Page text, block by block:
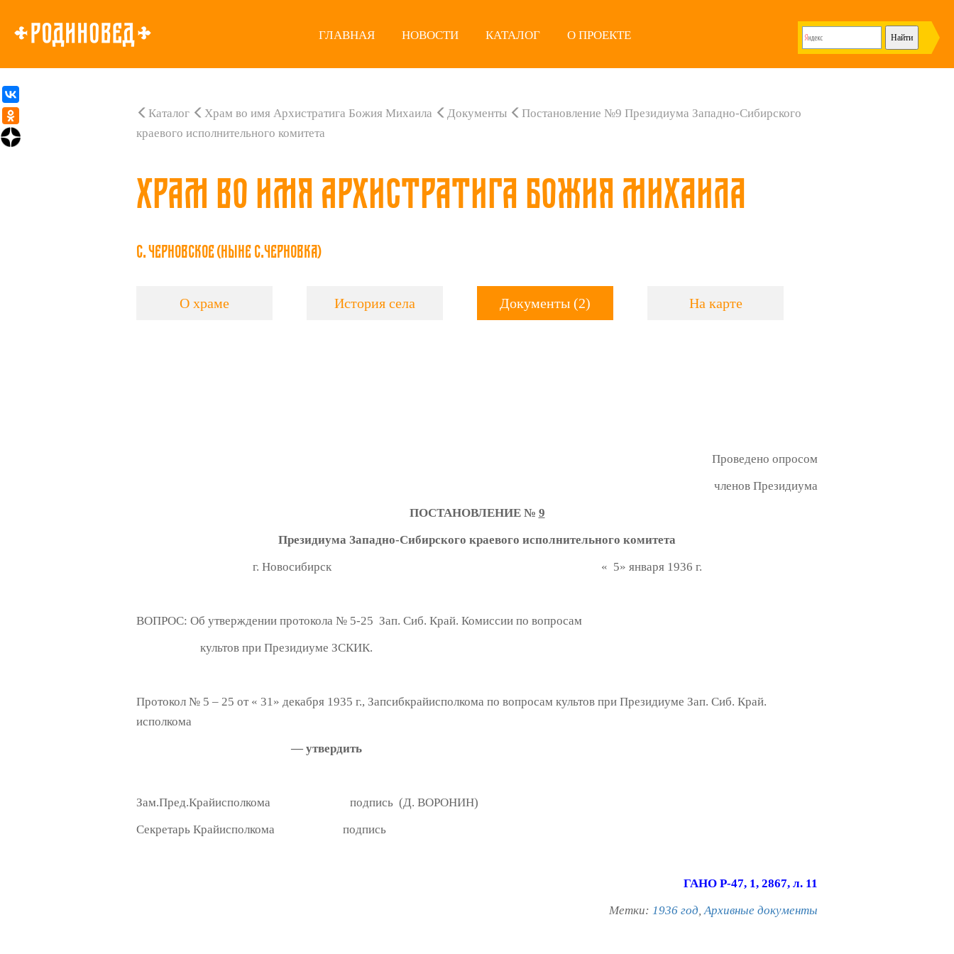
ГЛАВНАЯ НОВОСТИ КАТАЛОГ О ПРОЕКТЕ
Каталог Храм во имя Архистратига Божия Михаила Документы
Постановление №9 Президиума Западно-Сибирского
краевого исполнительного комитета
Храм во имя Архистратига Божия Михаила
с. Черновское (ныне с.Черновка)
О храме История села Документы (2) На карте
Проведено опросом
членов Президиума
ПОСТАНОВЛЕНИЕ № 9
Президиума Западно-Сибирского краевого исполнительного комитета
г. Новосибирск « 5» января 1936 г.
ВОПРОС: Об утверждении протокола № 5-25 Зап. Сиб. Край. Комиссии по вопросам
культов при Президиуме ЗСКИК.
Протокол № 5 – 25 от « 31» декабря 1935 г., Запсибкрайисполкома по вопросам культов при Президиуме Зап. Сиб. Край.
исполкома
— утвердить
Зам.Пред.Крайисполкома подпись (Д. ВОРОНИН)
Секретарь Крайисполкома подпись
ГАНО Р-47, 1, 2867, л. 11
Метки: 1936 год,Архивные документы